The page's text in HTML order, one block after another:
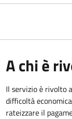
A chi è
Il servizio è rivolto
difficoltà
rateizzare il